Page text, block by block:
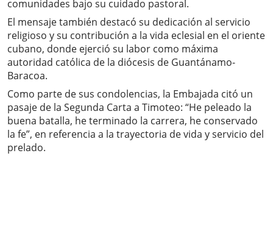
comunidades bajo su cuidado pastoral.
El mensaje también destacó su dedicación al servicio
religioso y su contribución a la vida eclesial en el oriente
cubano, donde ejerció su labor como máxima
autoridad católica de la diócesis de Guantánamo-
Baracoa.
Como parte de sus condolencias, la Embajada citó un
pasaje de la Segunda Carta a Timoteo: “He peleado la
buena batalla, he terminado la carrera, he conservado
la fe”, en referencia a la trayectoria de vida y servicio del
prelado.